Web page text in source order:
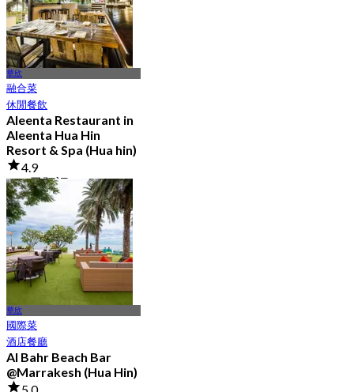
華欣
融合菜
休閒餐飲
Aleenta Restaurant in
Aleenta Hua Hin
Resort & Spa (Hua hin)
4.9
148 已預訂
起฿ 799
華欣
國際菜
酒店餐廳
Al Bahr Beach Bar
@Marrakesh (Hua Hin)
5.0